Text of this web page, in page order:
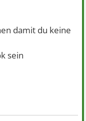
damit du keine
sein